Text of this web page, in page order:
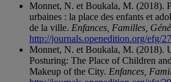
Monnet, N. et Boukala, M. (2018).
urbaines : la place des enfants et
de la ville. Enfances, Familles,
http://journals.openedition.org/efg/
Monnet, N. et Boukala, M. (2018).
Posturing: The Place of Children
Makeup of the City. Enfances,